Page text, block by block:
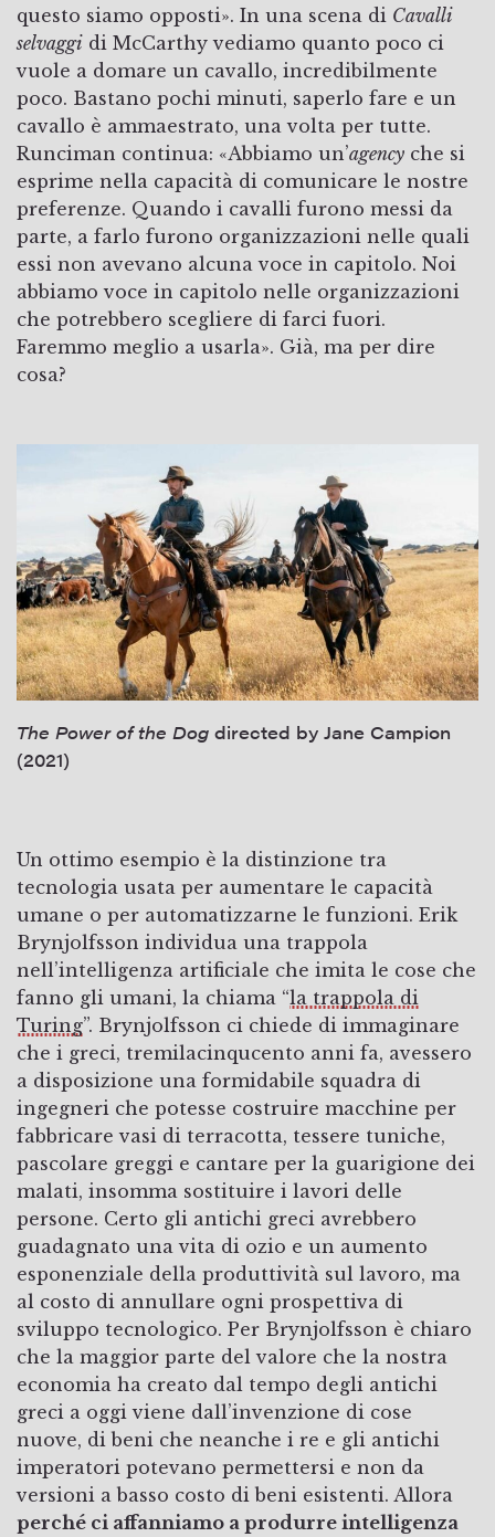
questo siamo opposti». In una scena di Cavalli
selvaggi di McCarthy vediamo quanto poco ci
vuole a domare un cavallo, incredibilmente
poco. Bastano pochi minuti, saperlo fare e un
cavallo è ammaestrato, una volta per tutte.
Runciman continua: «Abbiamo un’agency che si
esprime nella capacità di comunicare le nostre
preferenze. Quando i cavalli furono messi da
parte, a farlo furono organizzazioni nelle quali
essi non avevano alcuna voce in capitolo. Noi
abbiamo voce in capitolo nelle organizzazioni
che potrebbero scegliere di farci fuori.
Faremmo meglio a usarla». Già, ma per dire
cosa?
The Power of the Dog directed by Jane Campion
(2021)
Un ottimo esempio è la distinzione tra
tecnologia usata per aumentare le capacità
umane o per automatizzarne le funzioni. Erik
Brynjolfsson individua una trappola
nell’intelligenza artificiale che imita le cose che
fanno gli umani, la chiama “la trappola di
Turing”. Brynjolfsson ci chiede di immaginare
che i greci, tremilacinqucento anni fa, avessero
a disposizione una formidabile squadra di
ingegneri che potesse costruire macchine per
fabbricare vasi di terracotta, tessere tuniche,
pascolare greggi e cantare per la guarigione dei
malati, insomma sostituire i lavori delle
persone. Certo gli antichi greci avrebbero
guadagnato una vita di ozio e un aumento
esponenziale della produttività sul lavoro, ma
al costo di annullare ogni prospettiva di
sviluppo tecnologico. Per Brynjolfsson è chiaro
che la maggior parte del valore che la nostra
economia ha creato dal tempo degli antichi
greci a oggi viene dall’invenzione di cose
nuove, di beni che neanche i re e gli antichi
imperatori potevano permettersi e non da
versioni a basso costo di beni esistenti. Allora
perché ci affanniamo a produrre intelligenza